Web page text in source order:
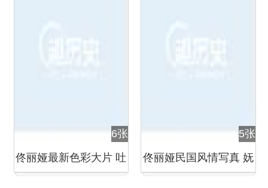
6张
佟丽娅最新色彩大片 吐
5张
佟丽娅民国风情写真 妩